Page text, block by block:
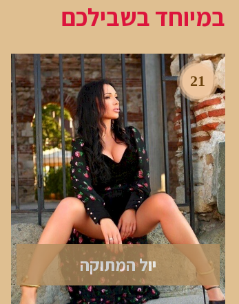
במיוחד בשבילכם
21
יול המתוקה